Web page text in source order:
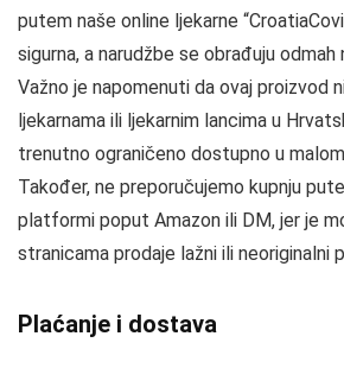
putem naše online ljekarne
sigurna, a narudžbe se obrađuju odmah
Važno je napomenuti da ovaj proizvod
ljekarnama ili ljekarnim lancima u
trenutno ograničeno dostupno u
Također, ne preporučujemo kupnju
platformi poput Amazon ili DM, jer je
stranicama prodaje lažni ili neoriginalni
Plaćanje i dostava